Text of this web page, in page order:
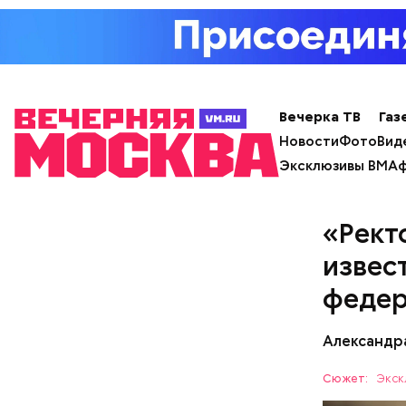
Вечерка ТВ
НовостиФото
Эксклюзивы ВМ
Сюжет:
Вскоре
допросе
совершил
Долгое
кого. Все